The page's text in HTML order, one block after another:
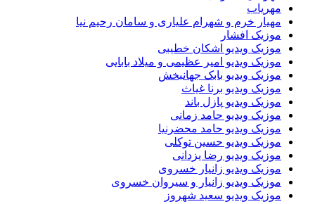
مهریاب
مهیار خرم و شهرام علیاری و سامان رحیم نیا
موزیک افشار
موزیک ویدیو اشکان خطیبی
موزیک ویدیو امیر عظیمی و میلاد بابایی
موزیک ویدیو بابک جهانبخش
موزیک ویدیو برنا غیاث
موزیک ویدیو پازل باند
موزیک ویدیو حامد زمانی
موزیک ویدیو حامد محضرنیا
موزیک ویدیو حسین توکلی
موزیک ویدیو رضا یزدانی
موزیک ویدیو زانیار خسروی
موزیک ویدیو زانیار و سیروان خسروی
موزیک ویدیو سعید شهروز